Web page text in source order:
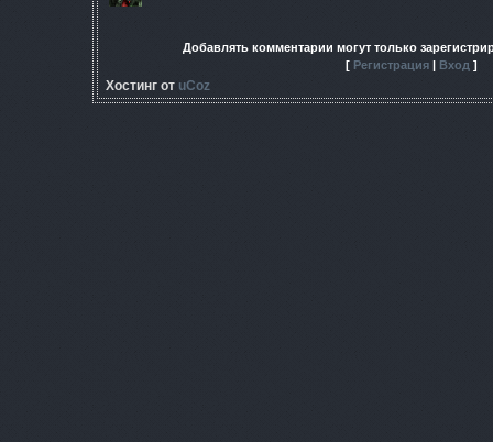
Добавлять комментарии могут только
[ Регистрация | Вход ]
Хостинг от uCoz